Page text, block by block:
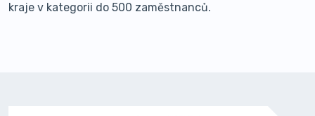
kraje v kategorii do 500 zaměstnanců.